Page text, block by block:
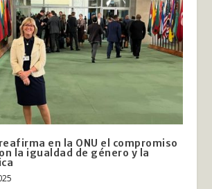
en la ONU el compromiso
la igualdad de género y la